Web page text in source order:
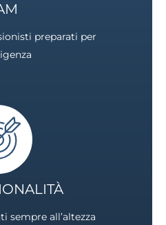
preparati per
sempre all’altezza